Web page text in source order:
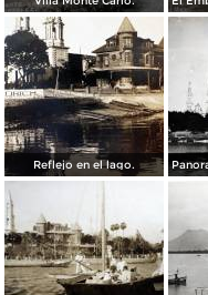
Reflejo en el lago.